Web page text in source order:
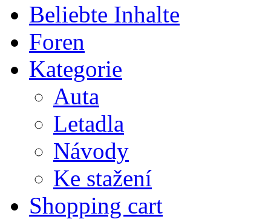
Beliebte Inhalte
Foren
Kategorie
Auta
Letadla
Návody
Ke stažení
Shopping cart